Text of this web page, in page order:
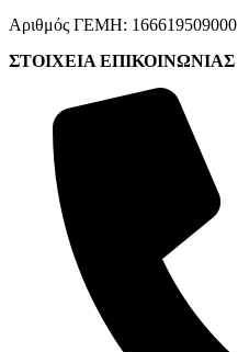
Αριθμός ΓΕΜΗ: 166619509000
ΣΤΟΙΧΕΙΑ ΕΠΙΚΟΙΝΩΝΙΑΣ